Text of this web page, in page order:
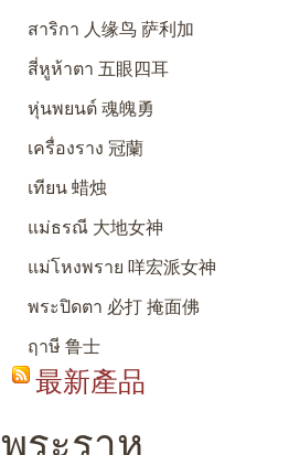
สาริกา 人缘鸟 萨利加
สี่หูห้าตา 五眼四耳
หุ่นพยนต์ 魂魄勇
เครื่องราง 冠蘭
เทียน 蜡烛
แม่ธรณี 大地女神
แม่โหงพราย 咩宏派女神
พระปิดตา 必打 掩面佛
ฤาษี 鲁士
最新產品
พระราหู